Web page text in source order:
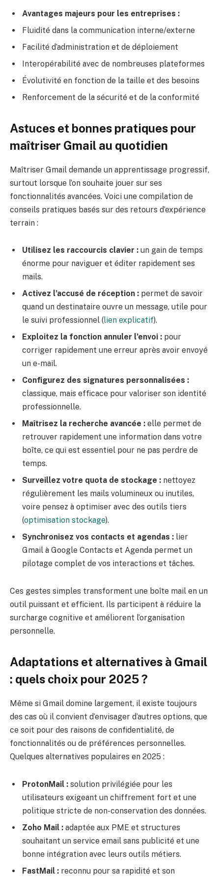
Avantages majeurs pour les entreprises :
Fluidité dans la communication interne/externe
Facilité d’administration et de déploiement
Interopérabilité avec de nombreuses plateformes
Évolutivité en fonction de la taille et des besoins
Renforcement de la sécurité et de la conformité
Astuces et bonnes pratiques pour
maîtriser Gmail au quotidien
Maîtriser Gmail demande un apprentissage progressif,
surtout lorsque l’on souhaite jouer sur ses
fonctionnalités avancées. Voici une compilation de
conseils pratiques basés sur des retours d’expérience
terrain :
Utilisez les raccourcis clavier : un gain de temps
énorme pour naviguer et éditer rapidement ses
mails.
Activez l’accusé de réception : permet de savoir
quand un destinataire ouvre un message, utile pour
le suivi professionnel (lien explicatif).
Exploitez la fonction annuler l’envoi : pour
corriger rapidement une erreur après avoir envoyé
un e-mail.
Configurez des signatures personnalisées :
classique, mais efficace pour valoriser son identité
professionnelle.
Maîtrisez la recherche avancée : elle permet de
retrouver rapidement une information dans votre
boîte, ce qui est essentiel pour ne pas perdre de
temps.
Surveillez votre quota de stockage : nettoyez
régulièrement les mails volumineux ou inutiles,
voire pensez à optimiser avec des outils tiers
(optimisation stockage).
Synchronisez vos contacts et agendas : lier
Gmail à Google Contacts et Agenda permet un
pilotage complet de vos interactions et tâches.
Ces gestes simples transforment une boîte mail en un
outil puissant et efficient. Ils participent à réduire la
surcharge cognitive et améliorent l’organisation
personnelle.
Adaptations et alternatives à Gmail
: quels choix pour 2025 ?
Même si Gmail domine largement, il existe toujours
des cas où il convient d’envisager d’autres options, que
ce soit pour des raisons de confidentialité, de
fonctionnalités ou de préférences personnelles.
Quelques alternatives populaires en 2025 :
ProtonMail : solution privilégiée pour les
utilisateurs exigeant un chiffrement fort et une
politique stricte de non-conservation des données.
Zoho Mail : adaptée aux PME et structures
souhaitant un service email sans publicité et une
bonne intégration avec leurs outils métiers.
FastMail : reconnu pour sa rapidité et son